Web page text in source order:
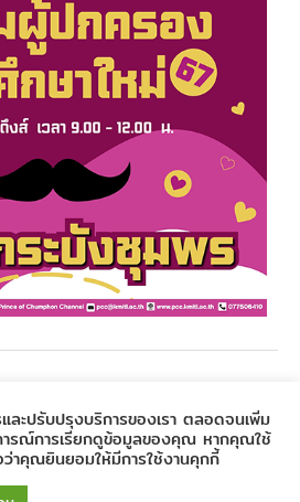
of Chumphon
และปรับปรุงบริการของเรา ตลอดจนเพิ่ม
ารณ์การเรียกดูข้อมูลของคุณ หากคุณใช้
ว่าคุณยินยอมให้มีการใช้งานคุกกี้